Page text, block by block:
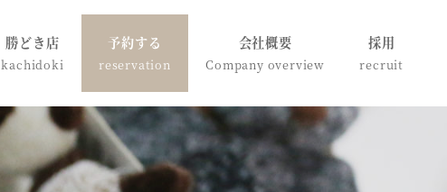
勝どき店
kachidoki
予約する
reservation
会社概要
Company overview
採用
recruit